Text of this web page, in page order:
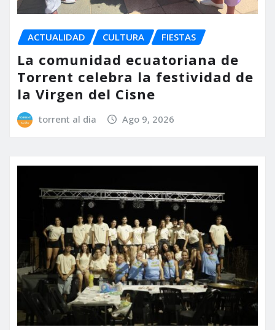
ACTUALIDAD CULTURA FIESTAS
La comunidad ecuatoriana de
Torrent celebra la festividad de
la Virgen del Cisne
torrent al dia Ago 9, 2026